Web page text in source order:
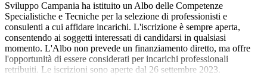
Sviluppo Campania ha istituito un Albo delle Competenze
Specialistiche e Tecniche per la selezione di professionisti e
consulenti a cui affidare incarichi. L'iscrizione è sempre aperta,
consentendo ai soggetti interessati di candidarsi in qualsiasi
momento. L'Albo non prevede un finanziamento diretto, ma offre
l'opportunità di essere considerati per incarichi professionali
retribuiti. Le iscrizioni sono aperte dal 26 settembre 2023.